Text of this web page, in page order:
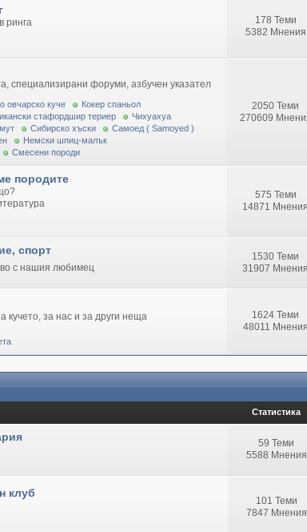
ринга
178 Теми
5382 Мнения
специализирани форуми, азбучен указател
овчарско куче
Кокер спаньол
стафордшир териер
Чихуахуа
Сибирско хъски
Самоед ( Samoyed )
Немски шпиц-малък
Смесени породи
2050 Теми
270609
породите
575 Теми
14871 Мнения
спорт
с нашия любимец
1530 Теми
31907 Мнения
кучето, за нас и за други неща
1624 Теми
48011 Мнения
Статистика
59 Теми
5588 Мнения
клуб
101 Теми
7847 Мнения